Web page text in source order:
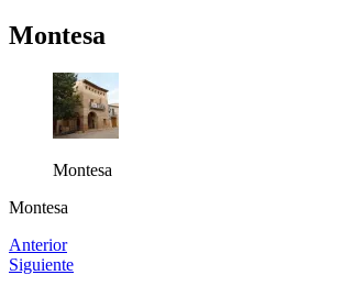
Montesa
Montesa
Montesa
Anterior
Siguiente